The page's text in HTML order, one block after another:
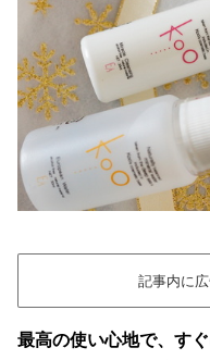
記事内に広
最高の使い心地で、す